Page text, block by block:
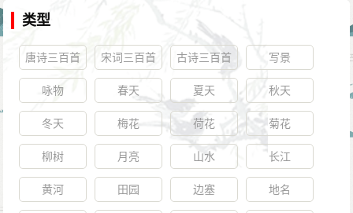
类型
唐诗三百首 宋词三百首 古诗三百首 写景
咏物 春天 夏天 秋天
冬天 梅花 荷花 菊花
柳树 月亮 山水 长江
黄河 田园 边塞 地名